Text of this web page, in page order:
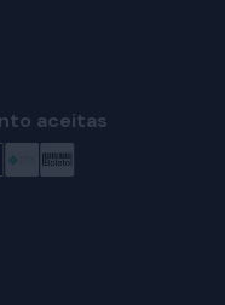
aceitas